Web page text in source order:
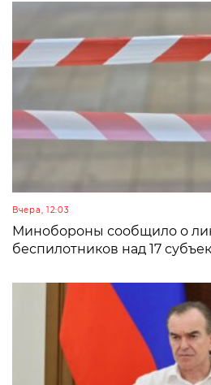
Вчера, 12:03
Минобороны сообщило о
беспилотников над 17